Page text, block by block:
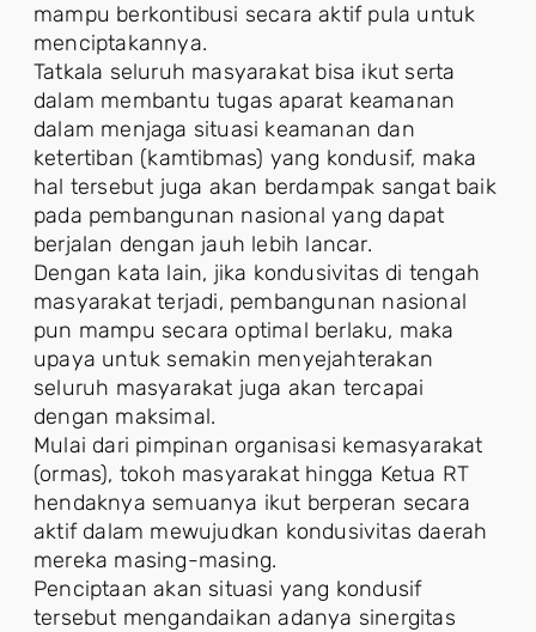
mampu berkontibusi secara aktif pula untuk
menciptakannya.
Tatkala seluruh masyarakat bisa ikut serta
dalam membantu tugas aparat keamanan
dalam menjaga situasi keamanan dan
ketertiban (kamtibmas) yang kondusif, maka
hal tersebut juga akan berdampak sangat baik
pada pembangunan nasional yang dapat
berjalan dengan jauh lebih lancar.
Dengan kata lain, jika kondusivitas di tengah
masyarakat terjadi, pembangunan nasional
pun mampu secara optimal berlaku, maka
upaya untuk semakin menyejahterakan
seluruh masyarakat juga akan tercapai
dengan maksimal.
Mulai dari pimpinan organisasi kemasyarakat
(ormas), tokoh masyarakat hingga Ketua RT
hendaknya semuanya ikut berperan secara
aktif dalam mewujudkan kondusivitas daerah
mereka masing-masing.
Penciptaan akan situasi yang kondusif
tersebut mengandaikan adanya sinergitas